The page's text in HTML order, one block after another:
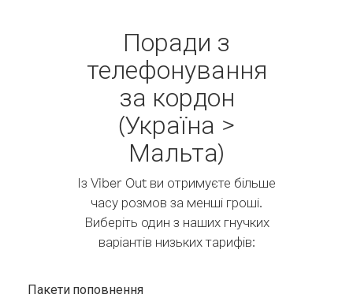
Поради з
телефонування
за кордон
(Україна >
Мальта)
Із Viber Out ви отримуєте більше
часу розмов за менші гроші.
Виберіть один з наших гнучких
варіантів низьких тарифів:
Пакети поповнення